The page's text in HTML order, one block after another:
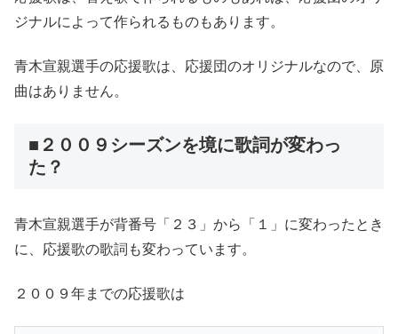
ジナルによって作られるものもあります。
青木宣親選手の応援歌は、応援団のオリジナルなので、原
曲はありません。
■２００９シーズンを境に歌詞が変わっ
た？
青木宣親選手が背番号「２３」から「１」に変わったとき
に、応援歌の歌詞も変わっています。
２００９年までの応援歌は